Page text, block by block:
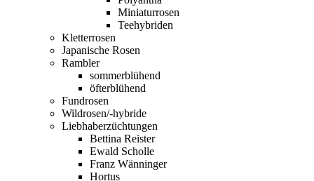
Miniaturrosen
Teehybriden
Kletterrosen
Japanische Rosen
Rambler
sommerblühend
öfterblühend
Fundrosen
Wildrosen/-hybride
Liebhaberzüchtungen
Bettina Reister
Ewald Scholle
Franz Wänninger
Hortus